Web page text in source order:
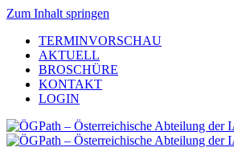
Zum Inhalt springen
TERMINVORSCHAU
AKTUELL
BROSCHÜRE
KONTAKT
LOGIN